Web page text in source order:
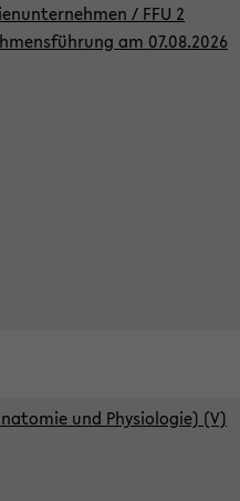
/ FFU 2
am 07.08.2026
und Physiologie) (V)